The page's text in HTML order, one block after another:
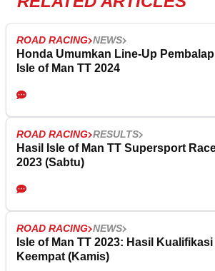
ROAD RACING NEWS
Honda Umumkan Line-Up
Isle of Man TT 2024
ROAD RACING RESULTS
Hasil Isle of Man TT Supersport
2023 (Sabtu)
ROAD RACING NEWS
Isle of Man TT 2023: Hasil Kualifikasi
Keempat (Kamis)